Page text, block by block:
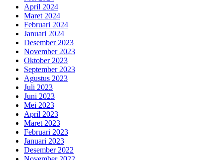
April 2024
Maret 2024
Februari 2024
Januari 2024
Desember 2023
November 2023
Oktober 2023
September 2023
Agustus 2023
Juli 2023
Juni 2023
Mei 2023
April 2023
Maret 2023
Februari 2023
Januari 2023
Desember 2022